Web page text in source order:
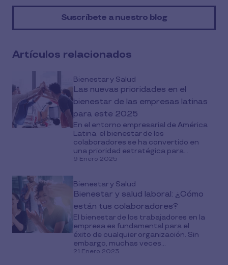
on
Suscríbete a nuestro blog
Artículos relacionados
Bienestar y Salud
Las nuevas prioridades en el
bienestar de las empresas latinas
para este 2025
En el entorno empresarial de América
Latina, el bienestar de los
colaboradores se ha convertido en
una prioridad estratégica para...
9 Enero 2025
Bienestar y Salud
Bienestar y salud laboral: ¿Cómo
están tus colaboradores?
El bienestar de los trabajadores en la
empresa es fundamental para el
éxito de cualquier organización. Sin
embargo, muchas veces...
21 Enero 2023